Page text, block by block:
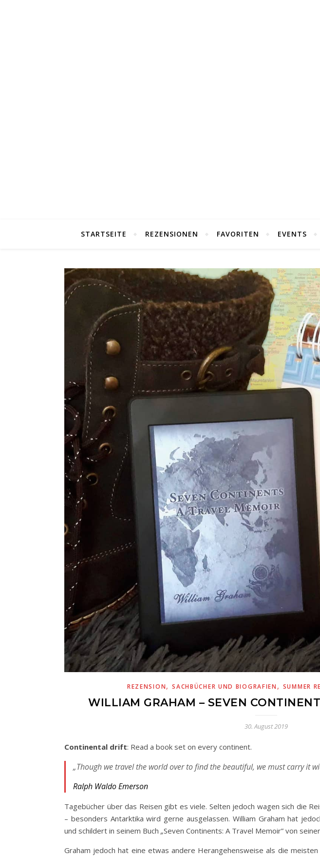
STARTSEITE REZENSIONEN FAVORITEN EVENTS
REZENSION,SACHBÜCHER UND BIOGRAFIEN , SUMMER
WILLIAM GRAHAM – SEVEN
30. August 2019
Continental drift: Read a book set on every continent.
„Though we travel the world over to find the beautiful, we must carry it
Ralph Waldo Emerson
Tagebücher über das Reisen gibt es viele. Selten jedoch wagen sich die
– besonders Antarktika wird gerne ausgelassen. William Graham hat
und schildert in seinem Buch „Seven Continents: A Travel Memoir” von
Graham jedoch hat eine etwas andere Herangehensweise als die